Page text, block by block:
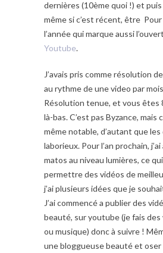
dernières (10ème quoi !) et
même si c’est récent, être Pour
l’année qui marque aussi
Youtube.
J’avais pris comme résolution
au rythme de une video par
Résolution tenue, et vous êtes
là-bas. C’est pas Byzance, mais
même notable, d’autant que
laborieux. Pour l’an prochain,
matos au niveau lumières, ce
permettre des vidéos de
j’ai plusieurs idées que je
J’ai commencé a publier des
beauté, sur youtube (je fais
ou musique) donc à suivre !
une bloggueuse beauté et oser